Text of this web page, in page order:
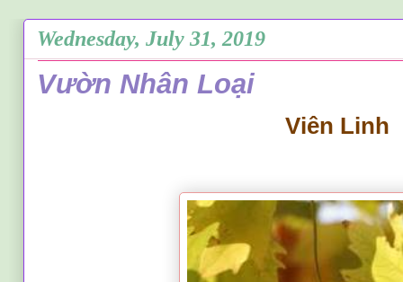
Wednesday, July 31, 2019
Vườn Nhân Loại
Viên Linh